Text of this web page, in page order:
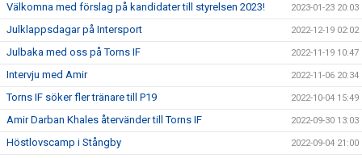
Välkomna med förslag på kandidater till styrelsen 2023! 2023-01-23 20:03
Julklappsdagar på Intersport 2022-12-19 02:02
Julbaka med oss på Torns IF 2022-11-19 10:47
Intervju med Amir 2022-11-06 20:34
Torns IF söker fler tränare till P19 2022-10-04 15:49
Amir Darban Khales återvänder till Torns IF 2022-09-30 13:03
Höstlovscamp i Stångby 2022-09-04 21:00